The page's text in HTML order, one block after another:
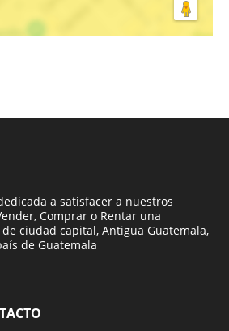
a satisfacer a nuestros
Comprar o Rentar una
ciudad capital, Antigua Guatemala,
de Guatemala